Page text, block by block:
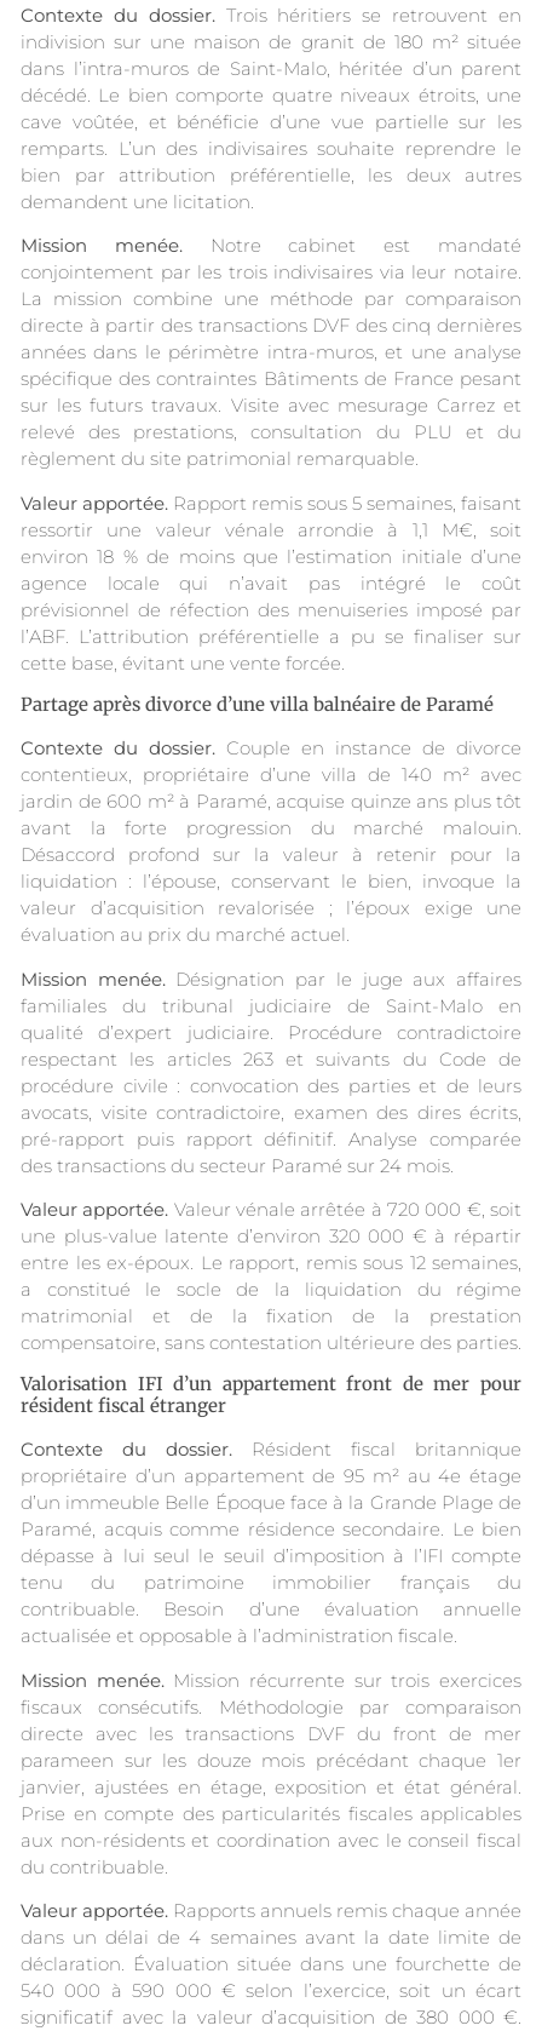
Contexte du dossier.Trois héritiers se retrouvent en
indivision sur une maison de granit de 180 m² située
dans l’intra-muros de Saint-Malo, héritée d’un parent
décédé. Le bien comporte quatre niveaux étroits, une
cave voûtée, et bénéficie d’une vue partielle sur les
remparts. L’un des indivisaires souhaite reprendre le
bien par attribution préférentielle, les deux autres
demandent une licitation.
Mission menée.Notre cabinet est mandaté
conjointement par les trois indivisaires via leur notaire.
La mission combine une méthode par comparaison
directe à partir des transactions DVF des cinq dernières
années dans le périmètre intra-muros, et une analyse
spécifique des contraintes Bâtiments de France pesant
sur les futurs travaux. Visite avec mesurage Carrez et
relevé des prestations, consultation du PLU et du
règlement du site patrimonial remarquable.
Valeur apportée. Rapport remis sous 5 semaines, faisant
ressortir une valeur vénale arrondie à 1,1 M€, soit
environ 18 % de moins que l’estimation initiale d’une
agence locale qui n’avait pas intégré le coût
prévisionnel de réfection des menuiseries imposé par
l’ABF. L’attribution préférentielle a pu se finaliser sur
cette base, évitant une vente forcée.
Partage après divorce d’une villa balnéaire de Paramé
Contexte du dossier. Couple en instance de divorce
contentieux, propriétaire d’une villa de 140 m² avec
jardin de 600 m² à Paramé, acquise quinze ans plus tôt
avant la forte progression du marché malouin.
Désaccord profond sur la valeur à retenir pour la
liquidation : l’épouse, conservant le bien, invoque la
valeur d’acquisition revalorisée ; l’époux exige une
évaluation au prix du marché actuel.
Mission menée. Désignation par le juge aux affaires
familiales du tribunal judiciaire de Saint-Malo en
qualité d’expert judiciaire. Procédure contradictoire
respectant les articles 263 et suivants du Code de
procédure civile : convocation des parties et de leurs
avocats, visite contradictoire, examen des dires écrits,
pré-rapport puis rapport définitif. Analyse comparée
des transactions du secteur Paramé sur 24 mois.
Valeur apportée. Valeur vénale arrêtée à 720 000 €, soit
une plus-value latente d’environ 320 000 € à répartir
entre les ex-époux. Le rapport, remis sous 12 semaines,
a constitué le socle de la liquidation du régime
matrimonial et de la fixation de la prestation
compensatoire, sans contestation ultérieure des parties.
Valorisation IFI d’un appartement front de mer pour
résident fiscal étranger
Contexte du dossier. Résident fiscal britannique
propriétaire d’un appartement de 95 m² au 4e étage
d’un immeuble Belle Époque face à la Grande Plage de
Paramé, acquis comme résidence secondaire. Le bien
dépasse à lui seul le seuil d’imposition à l’IFI compte
tenu du patrimoine immobilier français du
contribuable. Besoin d’une évaluation annuelle
actualisée et opposable à l’administration fiscale.
Mission menée. Mission récurrente sur trois exercices
fiscaux consécutifs. Méthodologie par comparaison
directe avec les transactions DVF du front de mer
parameen sur les douze mois précédant chaque 1er
janvier, ajustées en étage, exposition et état général.
Prise en compte des particularités fiscales applicables
aux non-résidents et coordination avec le conseil fiscal
du contribuable.
Valeur apportée. Rapports annuels remis chaque année
dans un délai de 4 semaines avant la date limite de
déclaration. Évaluation située dans une fourchette de
540 000 à 590 000 € selon l’exercice, soit un écart
significatif avec la valeur d’acquisition de 380 000 €.